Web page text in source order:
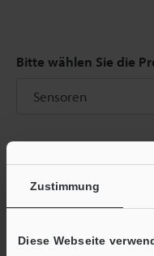
Zustimmung
Diese Webseite
Bitte wählen Sie die
vorhanden ist, leiten wir
Falls Sie sich noch nicht